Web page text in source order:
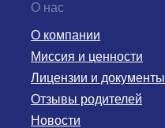
Новости
О компании
Отзывы родителей
Миссия и ценности
Лицензии и документы
О нас